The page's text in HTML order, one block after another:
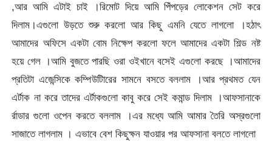
,আর আমি এটাই চাই ।রিমোট দিয়ে আমি পিঁপড়ের লোকেশন সেট করে
দিলাম।এগুলো উড়তে শুরু করলো আর কিছু এমনি যেতে লাগলো ।হঠাৎ
আমাদের অফিসে একটা বোম নিক্ষেপ করলো ফলে আমাদের একটা শিল্ড নষ্ট
হয়ে গেল ।আমি বুজতে পারছি ওরা ওইখানে বসেই এগুলো করছে ।আমাদের
প্রতিটা এজেন্সিকে কম্পিউটিারের সামনে বসতে বললাম ।আর প্রথমত যেন
এর্টাক না করে তাদের এর্টাকগুলো কাবু করে সেই কমান্ড দিলাম ।আফসানাকে
র্রাডার গুলো ওপেন করতে বললাম ।এর মধ্যে আমি আমার তৈরি অস্রগুলো
সাজাতে লাগলাম । এভাবে বেশ কিছুক্ষন যাওয়ার পর আফসানা বলতে লাগলো